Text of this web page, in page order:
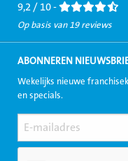
9,2 / 10 -
Op basis van 19 reviews
ABONNEREN
Wekelijks nieuwe
en specials.